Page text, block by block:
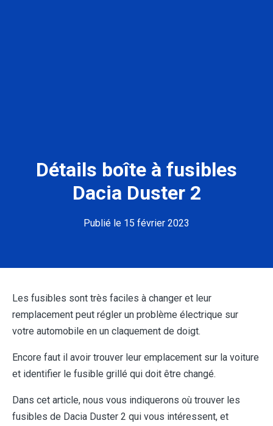
Détails boîte à fusibles
Dacia Duster 2
Publié le 15 février 2023
Les fusibles sont très faciles à changer et leur
remplacement peut régler un problème électrique sur
votre automobile en un claquement de doigt.
Encore faut il avoir trouver leur emplacement sur la voiture
et identifier le fusible grillé qui doit être changé.
Dans cet article, nous vous indiquerons où trouver les
fusibles de Dacia Duster 2 qui vous intéressent, et